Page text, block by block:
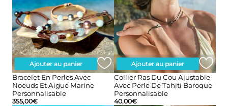
Ajouter au panier
Bracelet En Perles Avec
Noeuds Et Aigue Marine
Personnalisable
355,00€
Ajouter au panier
Collier Ras Du Cou Ajustable
Avec Perle De Tahiti Baroque
Personnalisable
40,00€